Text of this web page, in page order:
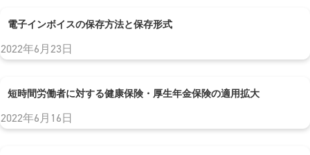
電子インボイスの保存方法と保存形式
2022年6月23日
短時間労働者に対する健康保険・厚生年金保険の適用拡大
2022年6月16日